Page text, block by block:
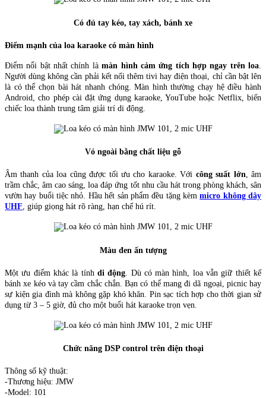
Có đủ tay kéo, tay xách, bánh xe
Điểm mạnh của loa karaoke có màn hình
Điểm nổi bật nhất chính làmàn hình cảm ứng tích hợp ngay trên loa
Người dùng không cần phải kết nối thêm tivi hay điện thoại, chỉ cần bật lên
là có thể chọn bài hát nhanh chóng. Màn hình thường chạy hệ điều hành
Android, cho phép cài đặt ứng dụng karaoke, YouTube hoặc Netflix, biến
chiếc loa thành trung tâm giải trí di động.
Vỏ ngoài bằng chất liệu gỗ
Âm thanh của loa cũng được tối ưu cho karaoke. Với công suất lớn, âm
trầm chắc, âm cao sáng, loa đáp ứng tốt nhu cầu hát trong phòng khách, sân
vườn hay buổi tiệc nhỏ. Hầu hết sản phẩm đều tặng kèmmicro không dây
UHF, giúp giọng hát rõ ràng, hạn chế hú rít.
Màu đen ấn tượng
Một ưu điểm khác là tính di động . Dù có màn hình, loa vẫn giữ thiết kế
bánh xe kéo và tay cầm chắc chắn. Bạn có thể mang đi dã ngoại, picnic hay
sự kiện gia đình mà không gặp khó khăn. Pin sạc tích hợp cho thời gian sử
dụng từ 3 – 5 giờ, đủ cho một buổi hát karaoke trọn vẹn.
Chức năng DSP control trên điện thoại
Thông số kỹ thuật:
-Thương hiệu: JMW
-Model: 101